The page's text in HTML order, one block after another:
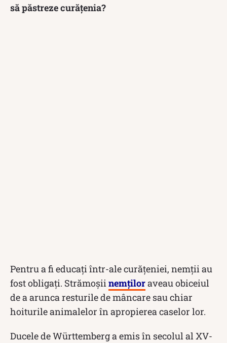
să păstreze curățenia?
Pentru a fi educați într-ale curățeniei, nemții au
fost obligați. Strămoșii nemțiloraveau obiceiul
de a arunca resturile de mâncare sau chiar
hoiturile animalelor în apropierea caselor lor.
Ducele de Württemberg a emis în secolul al XV-